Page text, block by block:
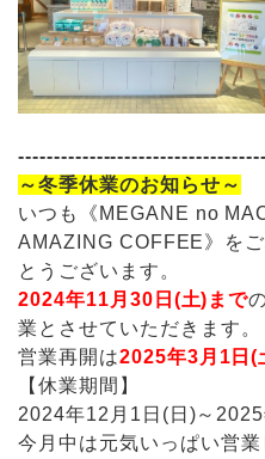
～冬季休業のお知らせ～
いつも《MEGANE no
AMAZING COFFEE》を
とうございます。
2024年11月30日(土)まで
業とさせていただきます。
営業再開は2025年3月1日(
【休業期間】
2024年12月1日(日)～
今月中は元気いっぱい営業